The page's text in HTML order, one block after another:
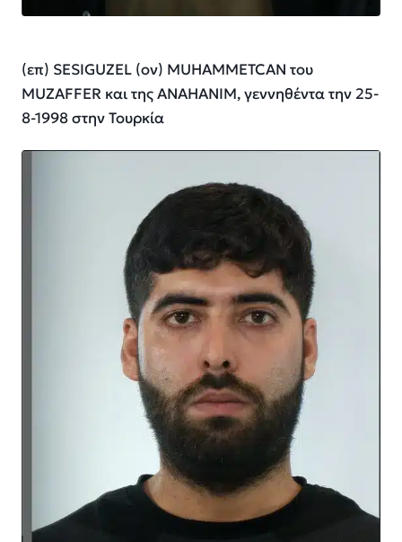
(επ) SESIGUZEL (ον) MUHAMMETCAN του
ΜUZAFFER και της ANAHANIM, γεννηθέντα την 25-
8-1998 στην Τουρκία